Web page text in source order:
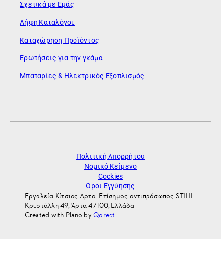
Σχετικά με Εμάς
Λήψη Καταλόγου
Καταχώρηση Προϊόντος
Ερωτήσεις για την γκάμα
Μπαταρίες & Ηλεκτρικός Εξοπλισμός
Πολιτική Απορρήτου
Νομικό Κείμενο
Cookies
Όροι Εγγύησης
Εργαλεία Κίτσιος Αρτα. Επίσημος αντιπρόσωπος STIHL.
Κρυστάλλη 49, Άρτα 47100, Ελλάδα
Created with Plano byQorect